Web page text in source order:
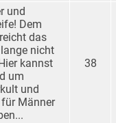
und
Dem
das
nicht
kannst
um
und
für Männer
38